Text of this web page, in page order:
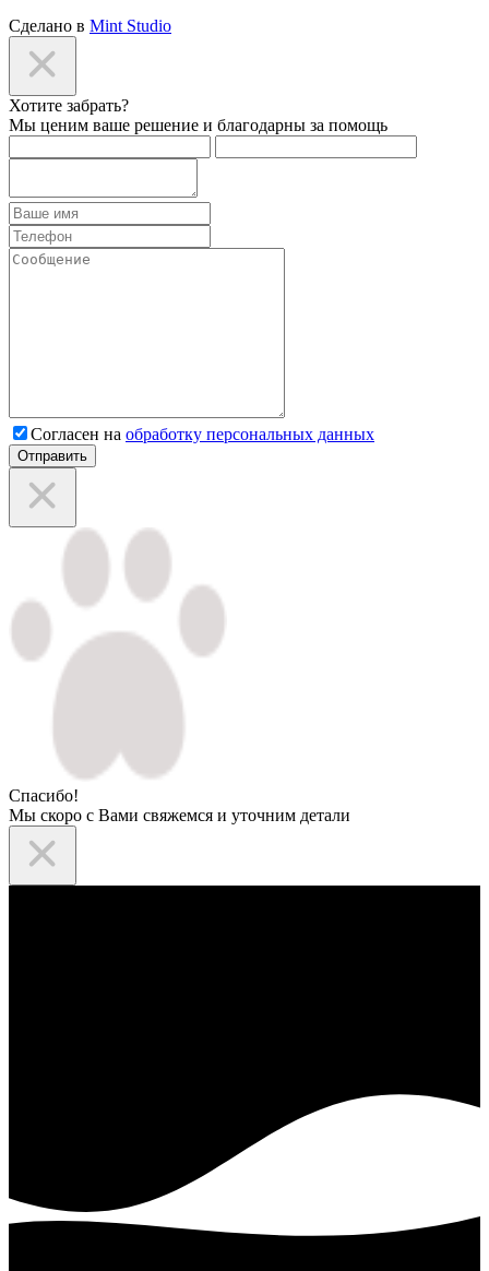
Сделано в Mint Studio
Хотите забрать?
Мы ценим ваше решение и благодарны за помощь
Согласен на обработку персональных данных
Отправить
Спасибо!
Мы скоро с Вами свяжемся и уточним детали